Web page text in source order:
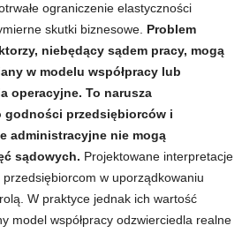
ograniczenie elastyczności
skutki biznesowe. Problem
niebędący sądem pracy, mogą
w modelu współpracy lub
operacyjne. To narusza
przedsiębiorców i
administracyjne nie mogą
sądowych. Projektowane interpretacje
w uporządkowaniu
W praktyce jednak ich wartość
model współpracy odzwierciedla realne